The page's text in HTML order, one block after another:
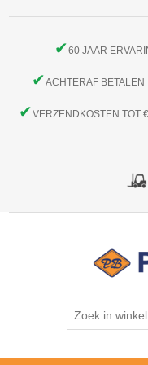
✔60 JAAR
✔ACHTERAF BETALEN
✔VERZENDKOSTEN TOT